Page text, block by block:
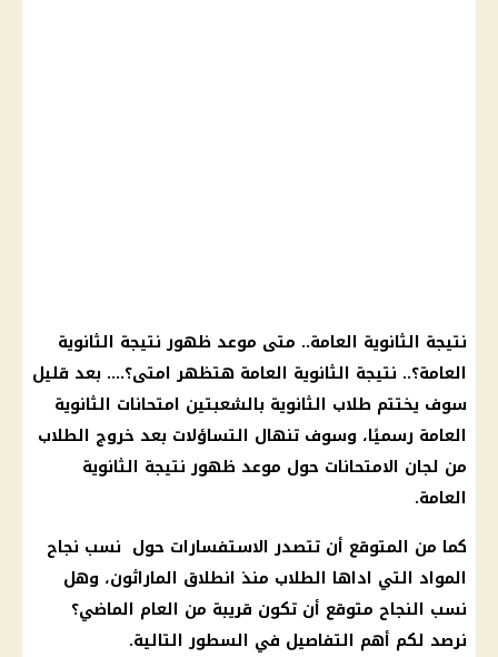
نتيجة الثانوية العامة.. متى موعد ظهور نتيجة الثانوية
العامة؟.. نتيجة الثانوية العامة هتظهر امتى؟…. بعد قليل
سوف يختتم طلاب الثانوية بالشعبتين امتحانات الثانوية
العامة رسميًا، وسوف تنهال التساؤلات بعد خروج الطلاب
من لجان الامتحانات حول موعد ظهور نتيجة الثانوية
العامة.
كما من المتوقع أن تتصدر الاستفسارات حول نسب نجاح
المواد التي اداها الطلاب منذ انطلاق الماراثون، وهل
نسب النجاح متوقع أن تكون قريبة من العام الماضي؟
نرصد لكم أهم التفاصيل في السطور التالية.